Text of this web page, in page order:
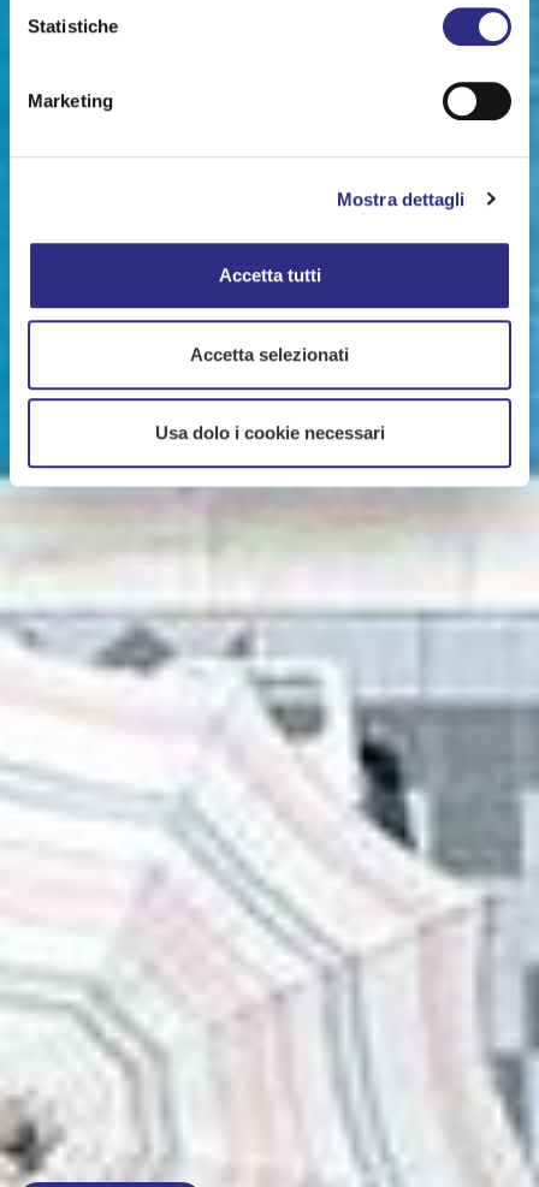
Statistiche
Marketing
Mostra dettagli
Accetta tutti
Accetta selezionati
Usa dolo i cookie necessari